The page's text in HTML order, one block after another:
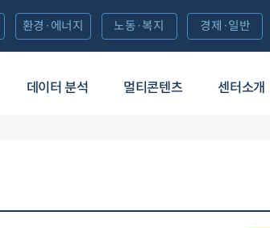
데이터 분석 멀티콘텐츠 센터소개
환경·에너지 노동·복지 경제·일반